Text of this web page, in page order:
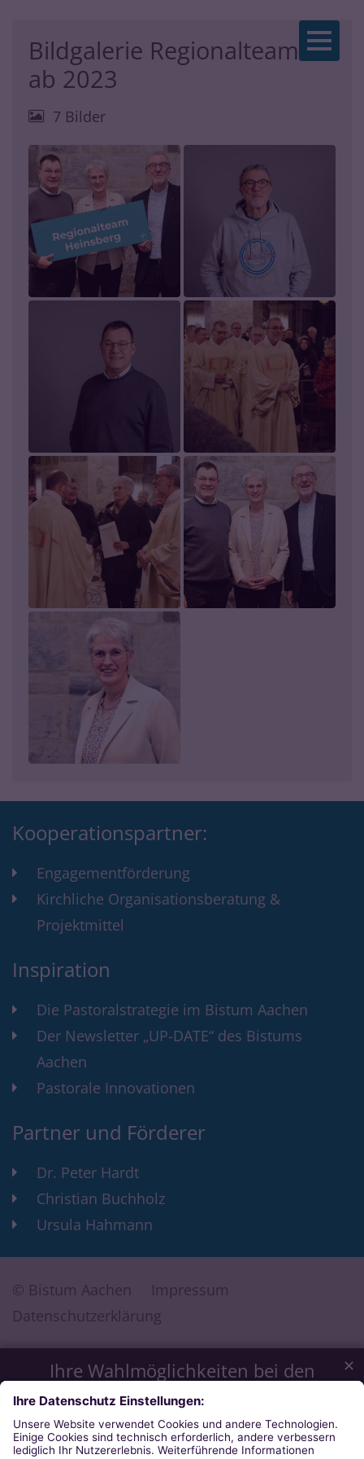
Ihre Wahlmöglichkeiten bei den
Einstellungen zum Datenschutz
Wir möchten Ihnen ein optimales Webseiten-Erlebnis bieten.
Dazu verwenden wir Cookies, die für das Funktionieren
unserer Website notwendig sind. Mit Ihrer Zustimmung
✕
Bildgalerie Regionalteam HS
ab 2023
7 Bilder
Kooperationspartner:
Engagementförderung
Kirchliche Organisationsberatung &
Projektmittel
Inspiration
Die Pastoralstrategie im Bistum Aachen
Der Newsletter „UP-DATE“ des Bistums
Aachen
Pastorale Innovationen
Partner und Förderer
Dr. Peter Hardt
Christian Buchholz
Ursula Hahmann
© Bistum Aachen
Impressum
Datenschutzerklärung